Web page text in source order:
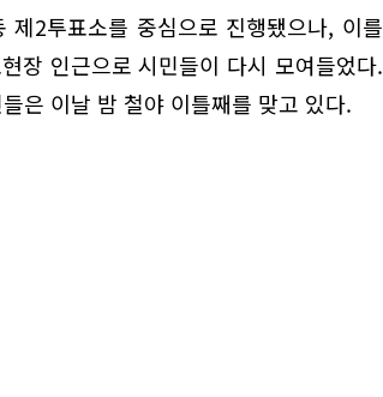
2투표소를 중심으로 진행됐으나, 이를
장 인근으로 시민들이 다시 모여들었다.
은 이날 밤 철야 이틀째를 맞고 있다.